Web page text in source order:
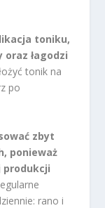
toniku,
łagodzi
tonik na
po
zbyt
ponieważ
produkcji
rano i